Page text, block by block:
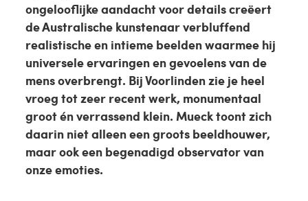
ongelooflijke aandacht voor details creëert
de Australische kunstenaar verbluffend
realistische en intieme beelden waarmee hij
universele ervaringen en gevoelens van de
mens overbrengt. Bij Voorlinden zie je heel
vroeg tot zeer recent werk, monumentaal
groot én verrassend klein. Mueck toont zich
daarin niet alleen een groots beeldhouwer,
maar ook een begenadigd observator van
onze emoties.